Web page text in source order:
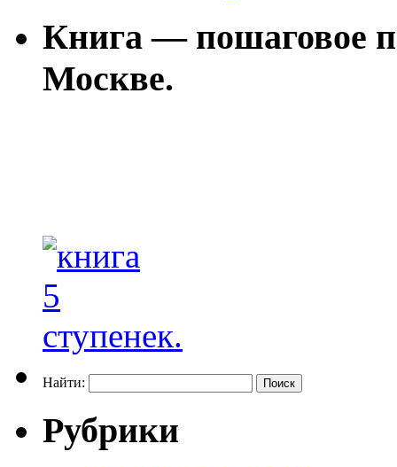
Книга — пошаговое
Москве.
Найти:
Рубрики